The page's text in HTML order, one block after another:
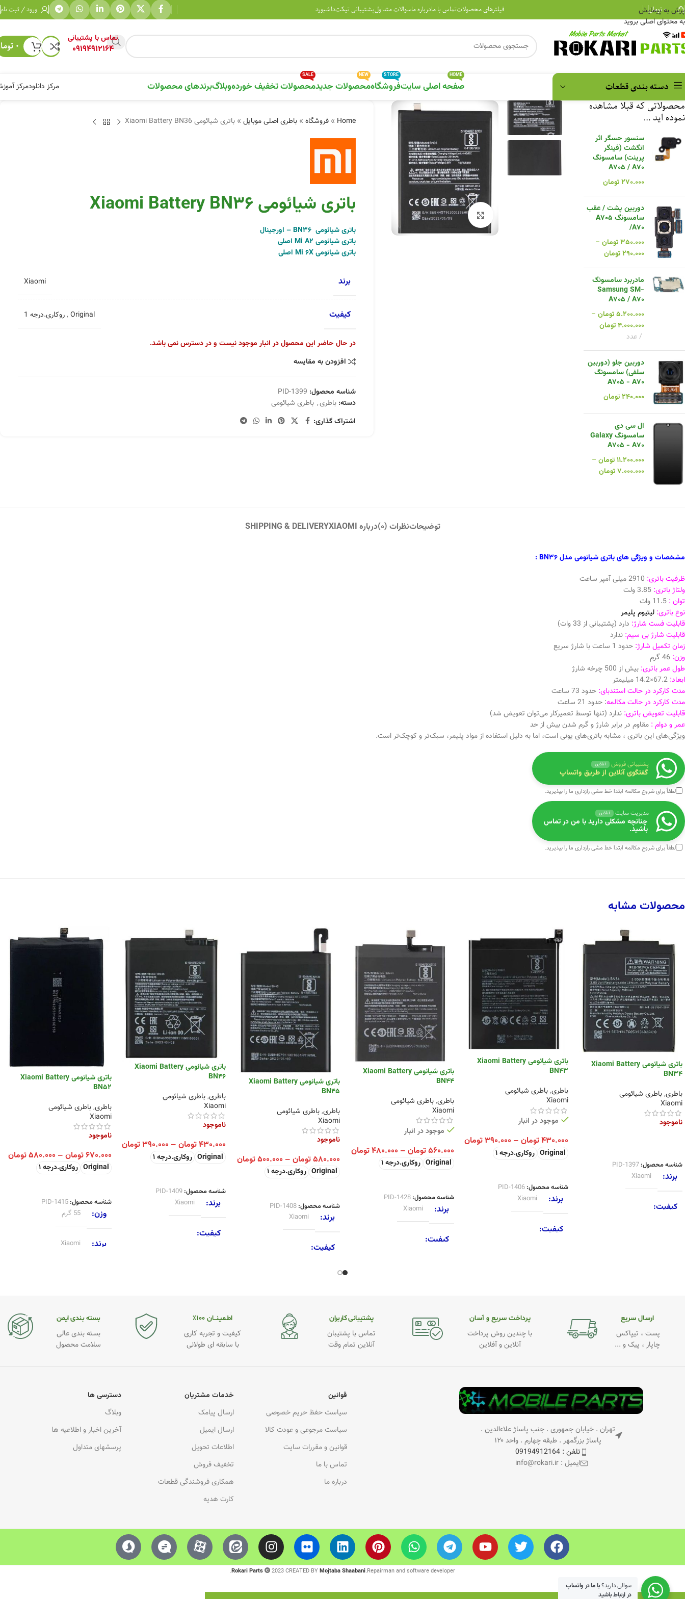
پرش به پیمایش
به محتوای اصلی بروید
۰تومان فیلترهای محصولاتتماس با مادرباره ماسوالات متداولپشتیبانی تیکتداشبورد ورود / ثبت نام
تماس با پشتیبانی
09194912164 ۰
دسته بندی قطعات صفحه اصلی سایت
HOME
فروشگاه
STORE
محصولات جدید
NEW
محصولات تخفیف خورده
SALE
وبلاگبرندهای محصولات مرکز دانلودمرکز
محصولاتی که قبلا مشاهده
نموده اید …
سنسور حسگر اثر
انگشت (فینگر
پرینت) سامسونگ
A705 / A70
۲۷۰.۰۰۰تومان
دوربین پشت / عقب
سامسونگ A705
/A70
۳۵۰.۰۰۰تومان –
۲۹۰.۰۰۰تومان
مادربرد سامسونگ
Samsung SM-
A705 / A70
۵.۲۰۰.۰۰۰تومان –
۴.۰۰۰.۰۰۰تومان
عدد
دوربین جلو (دوربین
سلفی) سامسونگ
A705 - A70
۲۴۰.۰۰۰تومان
ال سی دی
سامسونگ Galaxy
A705 - A70
۱۱.۲۰۰.۰۰۰تومان –
۷.۰۰۰.۰۰۰تومان
بزرگنمایی تصویر
Home
» فروشگاه» باطری اصلی موبایل» باتری شیائومی Xiaomi Battery BN36
باتری شیائومی Xiaomi Battery BN36
باتری شیائومی BN36 – اورجینال
باتری شیائومی Mi A2 اصلی
باتری شیائومی Mi 6X اصلی
برند Xiaomi
کیفیت Original
,روکاری.درجه 1
در حال حاضر این محصول در انبار موجود نیست و در دسترس نمی باشد.
افزودن به مقایسه
شناسه محصول: PID-1399
دسته: باطری, باطری شیائومی
اشتراک گذاری:
توضیحاتنظرات (0) درباره XIAOMI SHIPPING & DELIVERY
مشخصات و ویژگی های باتری شیائومی مدل BN36 :
ظرفیت باتری:
ولتاژ باتری:
توان :
نوع باتری: لیتیوم پلیمر
قابلیت فست شارژ: دارد (پشتیبانی از 33 وات)
قابلیت شارژ بی سیم: ندارد
زمان تکمیل شارژ: حدود 1 ساعت با شارژ سریع
وزن: 46 گرم
طول عمر باتری: بیش از 500 چرخه شارژ
ابعاد:
مدت کارکرد در حالت استندبای: حدود 73 ساعت
مدت کارکرد در حالت مکالمه: حدود 21 ساعت
قابلیت تعویض باتری: ندارد (تنها توسط تعمیرکار می‌توان تعویض شد)
عمر و دوام : مقاوم در برابر شارژ و گرم شدن بیش از حد
ویژگی‌های این باتری ، مشابه باتری‌های یونی است، اما به دلیل استفاده از مواد پلیمر، سبک‌تر و کوچک‌تر است.
پشتیبانی فروش آنلاین
گفتگوی آنلاین از طریق واتساپ
لطفاً برای شروع مکالمه ابتداخط مشی رازداری ما را بپذیرید.
مدیریت سایت آنلاین
چنانچه مشکلی دارید با من در تماس
باشید.
لطفاً برای شروع مکالمه ابتداخط مشی رازداری ما را بپذیرید.
محصولات مشابه
باتری شیائومی Xiaomi Battery
BN34
باطری,باطری شیائومی
Xiaomi
ناموجود
شناسه محصول: PID-1397
برند Xiaomi
کیفیت
باتری شیائومی Xiaomi Battery
BN43
باطری,باطری شیائومی
Xiaomi
موجود در انبار
۴۳۰.۰۰۰تومان – ۳۹۰.۰۰۰تومان
Original روکاری.درجه 1
شناسه محصول: PID-1406
برند Xiaomi
کیفیت
باتری شیائومی Xiaomi Battery
BN44
باطری,باطری شیائومی
Xiaomi
موجود در انبار
۵۶۰.۰۰۰تومان – ۴۸۰.۰۰۰تومان
Original روکاری.درجه 1
شناسه محصول: PID-1428
برند Xiaomi
کیفیت
باتری شیائومی Xiaomi Battery
BN45
باطری,باطری شیائومی
Xiaomi
ناموجود
۵۸۰.۰۰۰تومان – ۵۰۰.۰۰۰تومان
Original روکاری.درجه 1
شناسه محصول: PID-1408
برند Xiaomi
کیفیت
باتری شیائومی Xiaomi Battery
BN46
باطری,باطری شیائومی
Xiaomi
ناموجود
۴۳۰.۰۰۰تومان – ۳۹۰.۰۰۰تومان
Original روکاری.درجه 1
شناسه محصول: PID-1409
برند Xiaomi
کیفیت
باتری شیائومی Xiaomi Battery
BN52
باطری,باطری شیائومی
Xiaomi
ناموجود
۶۷۰.۰۰۰تومان – ۵۸۰.۰۰۰تومان
Original روکاری.درجه 1
شناسه محصول: PID-1415
وزن 55 گرم
برند Xiaomi
ارسال سریع
پست ، تیپاکس
چاپار ، پیک و ...
پرداخت سریع و آسان
با چندین روش پرداخت
آنلاین و آفلاین
پشتیبانی کاربران
تماس با پشتیبان
آنلاین تمام وقت
اطـمینــان ۱۰۰٪
کیفیت و تجربه کاری
با سابقه ای طولانی
بسته بندی ایمن
بسته بندی عالی
سلامت محصول
تهران . خیابان جمهوری . جنب پاساژ علاءالدین .
پاساژ بزرگمهر . طبقه چهارم . واحد ۱۲۰
تلفن : 09194912164
ایمیل : info@rokari.ir
قوانین
سیاست حفظ حریم خصوصی
سیاست مرجوعی و عودت کالا
قوانین و مقررات سایت
تماس با ما
درباره ما
خدمات مشتریان
ارسال پیامک
ارسال ایمیل
اطلاعات تحویل
تخفیف فروش
همکاری فروشندگی قطعات
کارت هدیه
دسترسی ها
وبلاگ
آخرین اخبار و اطلاعیه ها
پرسشهای متداول
Rokari Parts 2023 CREATED BYMojtaba Shaabani.Repairman and software developer.
سوالی دارید؟با ما در واتساپ
در ارتباط باشید